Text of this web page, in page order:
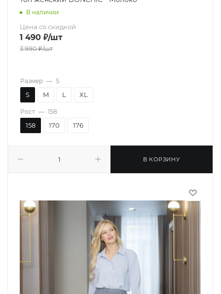
В наличии
Цена со скидкой
1 490 ₽/шт
3 990₽/шт
В КОРЗИНУ
Размер — S
S M L XL
Рост — 158
158 170 176